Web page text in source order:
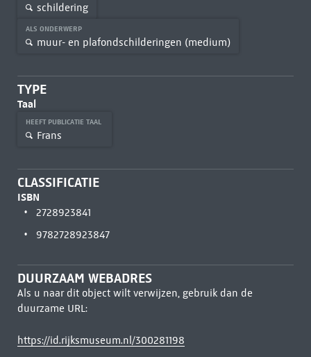
schildering
ALS ONDERWERP
muur- en plafondschilderingen (medium)
TYPE
Taal
HEEFT PUBLICATIE TAAL
Frans
CLASSIFICATIE
ISBN
2728923841
9782728923847
DUURZAAM WEBADRES
Als u naar dit object wilt verwijzen, gebruik dan de
duurzame URL:
https://id.rijksmuseum.nl/300281198